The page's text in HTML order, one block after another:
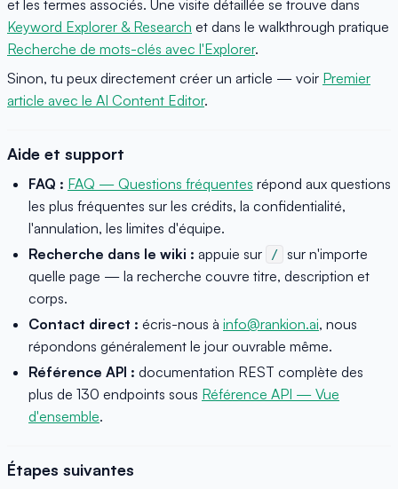
et les termes associés. Une visite détaillée se trouve dans
Keyword Explorer & Research et dans le walkthrough pratique
Recherche de mots-clés avec l'Explorer.
Sinon, tu peux directement créer un article — voir Premier
article avec le AI Content Editor.
Aide et support
FAQ : FAQ — Questions fréquentes répond aux questions
les plus fréquentes sur les crédits, la confidentialité,
l'annulation, les limites d'équipe.
Recherche dans le wiki : appuie sur /
sur n'importe
quelle page — la recherche couvre titre, description et
corps.
Contact direct : écris-nous à info@rankion.ai, nous
répondons généralement le jour ouvrable même.
Référence API : documentation REST complète des
plus de 130 endpoints sous Référence API — Vue
d'ensemble.
Étapes suivantes